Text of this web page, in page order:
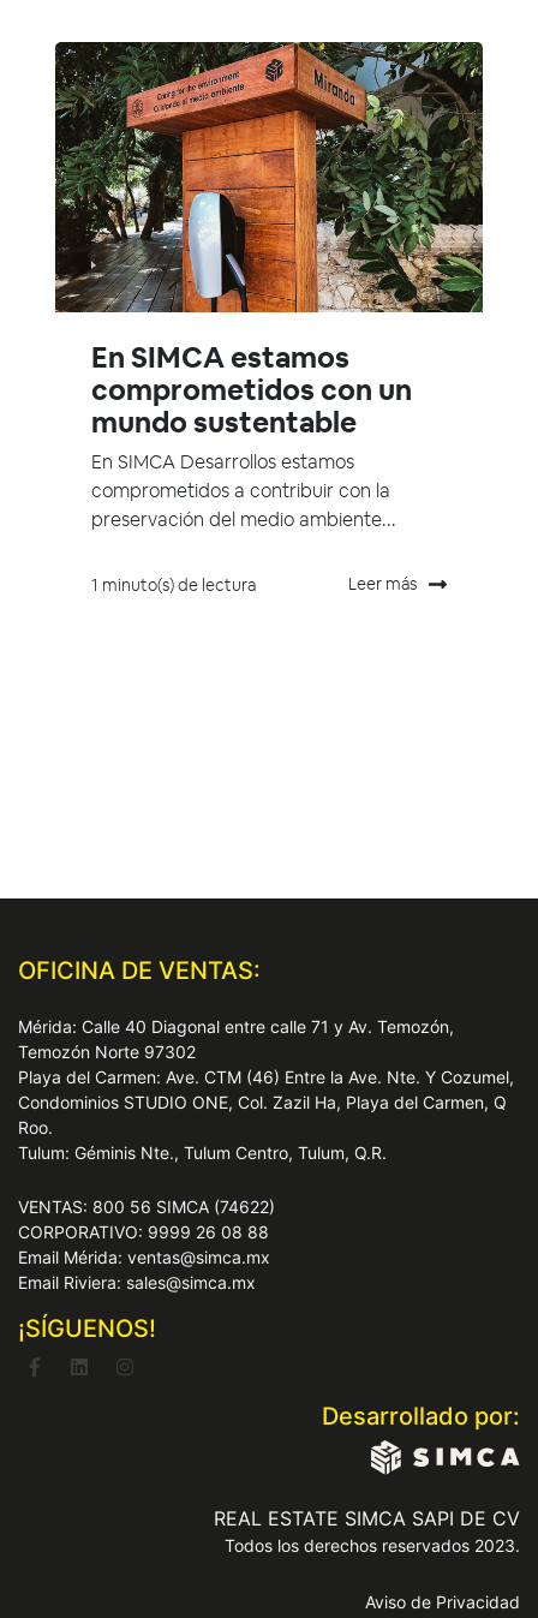
En SIMCA estamos
comprometidos con un
mundo sustentable
En SIMCA Desarrollos estamos
comprometidos a contribuir con la
preservación del medio ambiente...
1 minuto(s) de lectura Leer más
OFICINA DE VENTAS:
Mérida: Calle 40 Diagonal entre calle 71 y Av. Temozón,
Temozón Norte 97302
Playa del Carmen: Ave. CTM (46) Entre la Ave. Nte. Y Cozumel,
Condominios STUDIO ONE, Col. Zazil Ha, Playa del Carmen, Q
Roo.
Tulum: Géminis Nte., Tulum Centro, Tulum, Q.R.
VENTAS: 800 56 SIMCA (74622)
CORPORATIVO: 9999 26 08 88
Email Mérida: ventas@simca.mx
Email Riviera: sales@simca.mx
¡SÍGUENOS!
Desarrollado por:
REAL ESTATE SIMCA SAPI DE CV
Todos los derechos reservados 2023.
Aviso de Privacidad